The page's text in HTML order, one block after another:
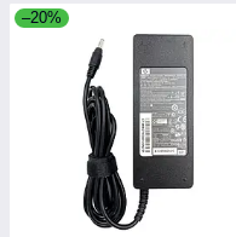
–20%